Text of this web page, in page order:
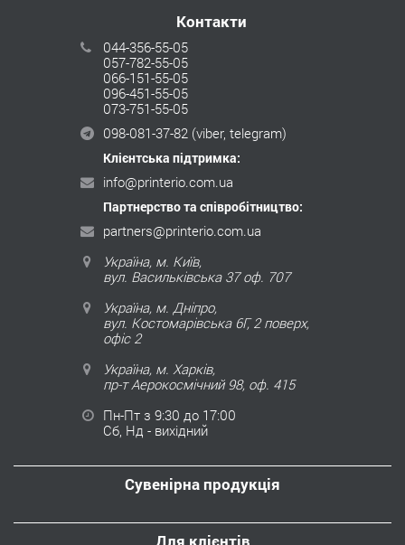
Контакти
044-356-55-05
057-782-55-05
066-151-55-05
096-451-55-05
073-751-55-05
098-081-37-82 (viber, telegram)
Клієнтська підтримка:
info@printerio.com.ua
Партнерство та співробітництво:
partners@printerio.com.ua
Україна, м. Київ,
вул. Васильківська 37 оф. 707
Україна, м. Дніпро,
вул. Костомарівська 6Г, 2 поверх,
офіс 2
Україна, м. Харків,
пр-т Аерокосмічний 98, оф. 415
Пн-Пт з 9:30 до 17:00
Сб, Нд - вихідний
Сувенірна продукція